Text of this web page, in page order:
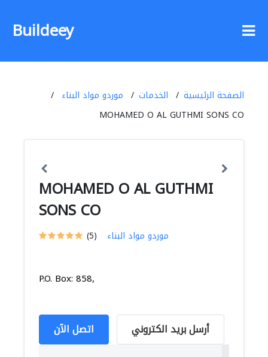
Buildeey
الصفحة الرئيسية الخدمات
موردو مواد البناء
MOHAMED O AL GUTHMI SONS CO
MOHAMED O AL GUTHMI
SONS CO
(5) موردو مواد البناء
P.O. Box: 858,
اتصل الآن أرسل بريد الكتروني